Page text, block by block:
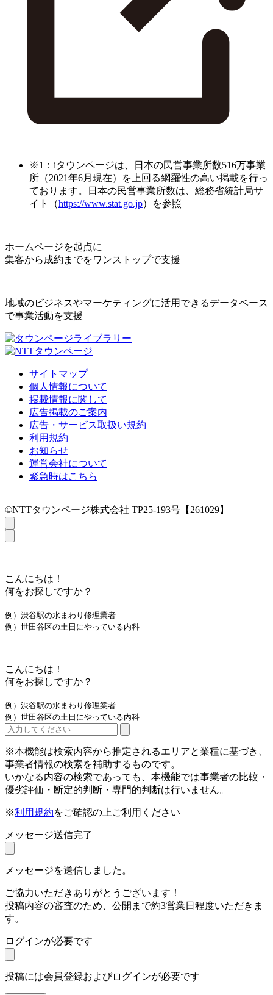
※1：iタウンページは、日本の民営事業所数516万事業
所（2021年6月現在）を上回る網羅性の高い掲載を行っ
ております。日本の民営事業所数は、総務省統計局サ
イト（https://www.stat.go.jp）を参照
ホームページを起点に
集客から成約までをワンストップで支援
地域のビジネスやマーケティングに活用できるデータベース
で事業活動を支援
サイトマップ
個人情報について
掲載情報に関して
広告掲載のご案内
広告・サービス取扱い規約
利用規約
お知らせ
運営会社について
緊急時はこちら
©NTTタウンページ株式会社 TP25-193号【261029】
こんにちは！
何をお探しですか？
例）渋谷駅の水まわり修理業者
例）世田谷区の土日にやっている内科
こんにちは！
何をお探しですか？
例）渋谷駅の水まわり修理業者
例）世田谷区の土日にやっている内科
※本機能は検索内容から推定されるエリアと業種に基づき、
事業者情報の検索を補助するものです。
いかなる内容の検索であっても、本機能では事業者の比較・
優劣評価・断定的判断・専門的判断は行いません。
※利用規約をご確認の上ご利用ください
メッセージ送信完了
メッセージを送信しました。
ご協力いただきありがとうございます！
投稿内容の審査のため、公開まで約3営業日程度いただきま
す。
ログインが必要です
投稿には会員登録およびログインが必要です